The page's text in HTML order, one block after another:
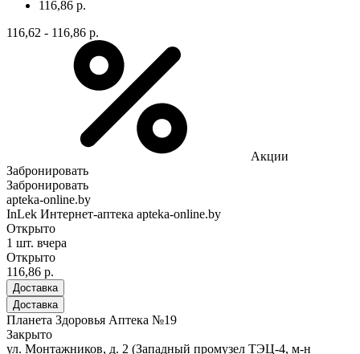
116,86 р.
116,62 - 116,86 р.
Акции
Забронировать
Забронировать
apteka-online.by
InLek Интернет-аптека apteka-online.by
Открыто
1 шт. вчера
Открыто
116,86 р.
Доставка
Доставка
Планета Здоровья Аптека №19
Закрыто
ул. Монтажников, д. 2 (Западный промузел ТЭЦ-4, м-н